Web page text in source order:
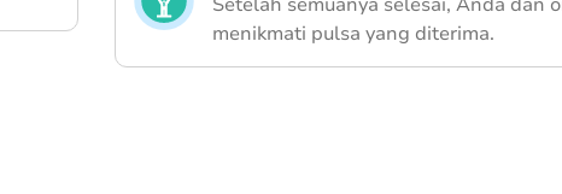
menikmati pulsa yang diterima.